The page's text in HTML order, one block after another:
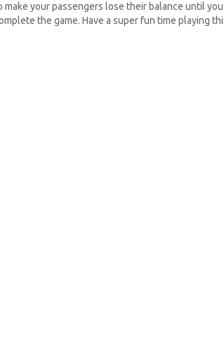
your passengers lose their balance until
the game. Have a super fun time playing